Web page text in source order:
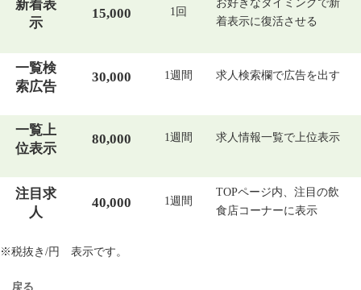
新着表
示​
15,000​ 1回​
お好きなタイミングで新
着表示に復活させる​
一覧検
索広告​
30,000​ 1週間​ 求人検索欄で広告を出す​
一覧上
位表示​
80,000​ 1週間​ 求人情報一覧で上位表示​
注目求
人​
40,000​ 1週間​
TOPページ内、注目の飲
食店コーナーに表示
※税抜き/円 表示です。
戻る